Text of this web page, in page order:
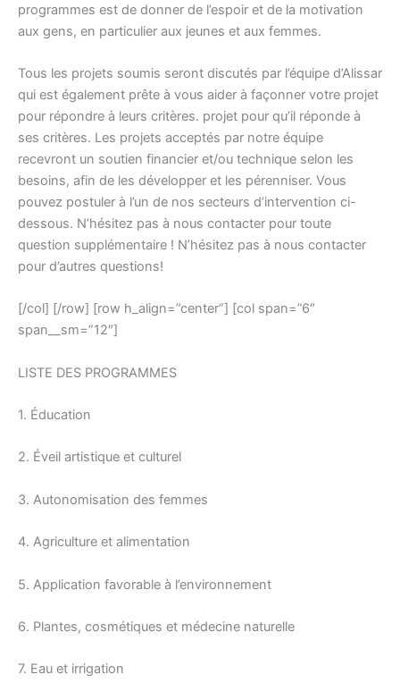
programmes est de donner de l’espoir et de la motivation
aux gens, en particulier aux jeunes et aux femmes.
Tous les projets soumis seront discutés par l’équipe d’Alissar
qui est également prête à vous aider à façonner votre projet
pour répondre à leurs critères. projet pour qu’il réponde à
ses critères. Les projets acceptés par notre équipe
recevront un soutien financier et/ou technique selon les
besoins, afin de les développer et les pérenniser. Vous
pouvez postuler à l’un de nos secteurs d’intervention ci-
dessous. N’hésitez pas à nous contacter pour toute
question supplémentaire ! N’hésitez pas à nous contacter
pour d’autres questions!
[/col] [/row] [row h_align=”center”] [col span=”6″
span__sm=”12″]
LISTE DES PROGRAMMES
1. Éducation
2. Éveil artistique et culturel
3. Autonomisation des femmes
4. Agriculture et alimentation
5. Application favorable à l’environnement
6. Plantes, cosmétiques et médecine naturelle
7. Eau et irrigation